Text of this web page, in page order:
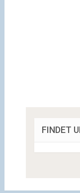
FINDET